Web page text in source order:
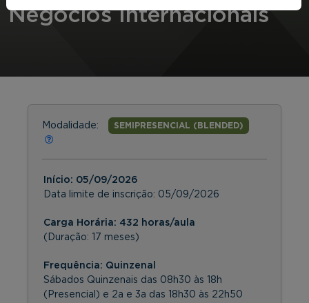
Negócios Internacionais
Modalidade: SEMIPRESENCIAL (BLENDED)
Início: 05/09/2026
Data limite de inscrição: 05/09/2026
Carga Horária: 432 horas/aula
(Duração: 17 meses)
Frequência: Quinzenal
Sábados Quinzenais das 08h30 às 18h
(Presencial) e 2a e 3a das 18h30 às 22h50